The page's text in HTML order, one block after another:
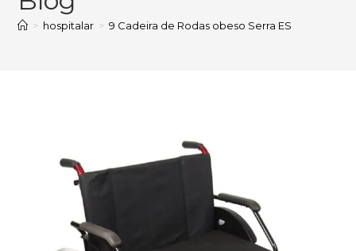
> hospitalar > 9 Cadeira de Rodas obeso Serra ES